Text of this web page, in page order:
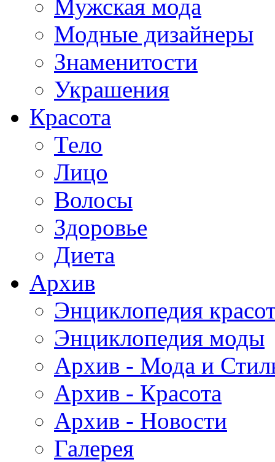
Мужская мода
Модные дизайнеры
Знаменитости
Украшения
Красота
Тело
Лицо
Волосы
Здоровье
Диета
Архив
Энциклопедия
Энциклопедия моды
Архив - Мода и
Архив - Красота
Архив - Новости
Галерея